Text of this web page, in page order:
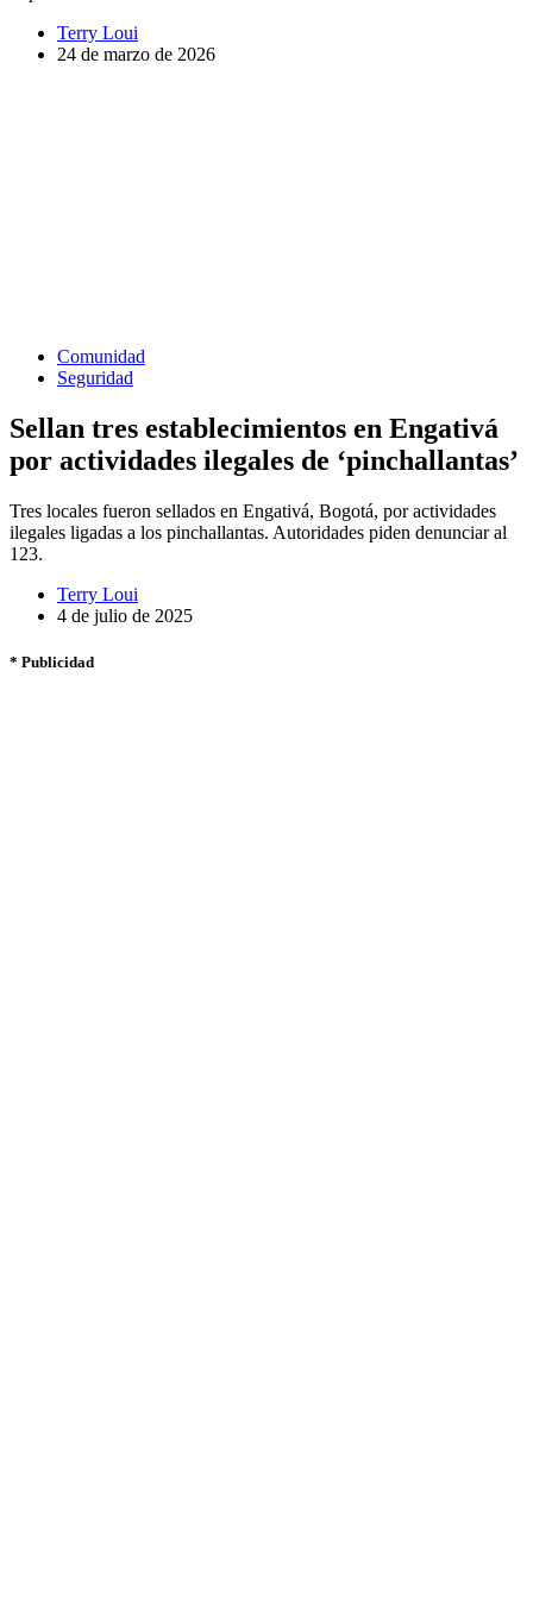
Terry Loui
24 de marzo de 2026
Comunidad
Seguridad
Sellan tres establecimientos en Engativá
por actividades ilegales de ‘pinchallantas’
Tres locales fueron sellados en Engativá, Bogotá, por actividades
ilegales ligadas a los pinchallantas. Autoridades piden denunciar al
123.
Terry Loui
4 de julio de 2025
* Publicidad